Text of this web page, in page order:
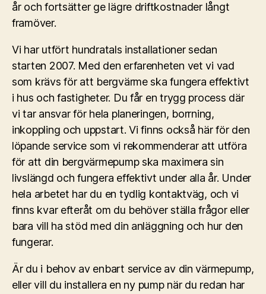
år och fortsätter ge lägre driftkostnader långt
framöver.
Vi har utfört hundratals installationer sedan
starten 2007. Med den erfarenheten vet vi vad
som krävs för att bergvärme ska fungera effektivt
i hus och fastigheter. Du får en trygg process där
vi tar ansvar för hela planeringen, borrning,
inkoppling och uppstart. Vi finns också här för den
löpande service som vi rekommenderar att utföra
för att din bergvärmepump ska maximera sin
livslängd och fungera effektivt under alla år. Under
hela arbetet har du en tydlig kontaktväg, och vi
finns kvar efteråt om du behöver ställa frågor eller
bara vill ha stöd med din anläggning och hur den
fungerar.
Är du i behov av enbart service av din värmepump,
eller vill du installera en ny pump när du redan har